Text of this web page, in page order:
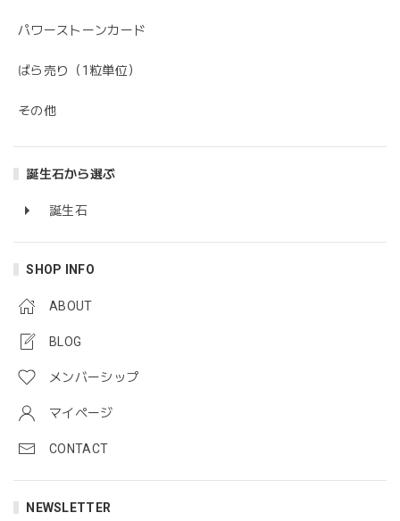
パワーストーンカード
ばら売り（1粒単位）
その他
誕生石から選ぶ
誕生石
SHOP INFO
ABOUT
BLOG
メンバーシップ
マイページ
CONTACT
NEWSLETTER